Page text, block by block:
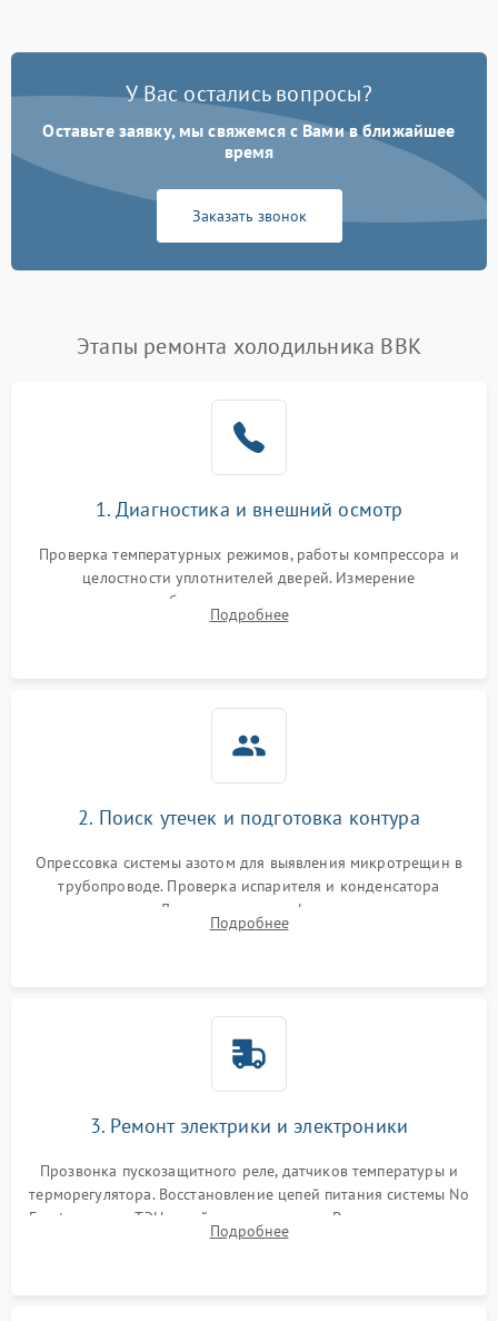
У Вас остались вопросы?
Оставьте заявку, мы свяжемся с Вами в ближайшее
время
Заказать звонок
Этапы ремонта холодильника BBK
1. Диагностика и внешний осмотр
Проверка температурных режимов, работы компрессора и
целостности уплотнителей дверей. Измерение
сопротивления обмоток мотора, проверка термостата и
считывание кодов ошибок с электронного дисплея.
Подробнее
2. Поиск утечек и подготовка контура
Опрессовка системы азотом для выявления микротрещин в
трубопроводе. Проверка испарителя и конденсатора
течеискателем. Демонтаж старого фильтра-осушителя и
продувка капиллярной трубки для устранения засоров.
Подробнее
3. Ремонт электрики и электроники
Прозвонка пускозащитного реле, датчиков температуры и
терморегулятора. Восстановление цепей питания системы No
Frost, включая ТЭН оттайки и вентилятор. Ремонт или замена
платы управления при сбоях алгоритмов.
Подробнее